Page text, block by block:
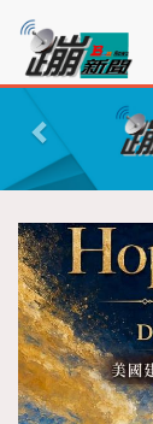
蹦
新
聞P
r
v
i
o
u
s